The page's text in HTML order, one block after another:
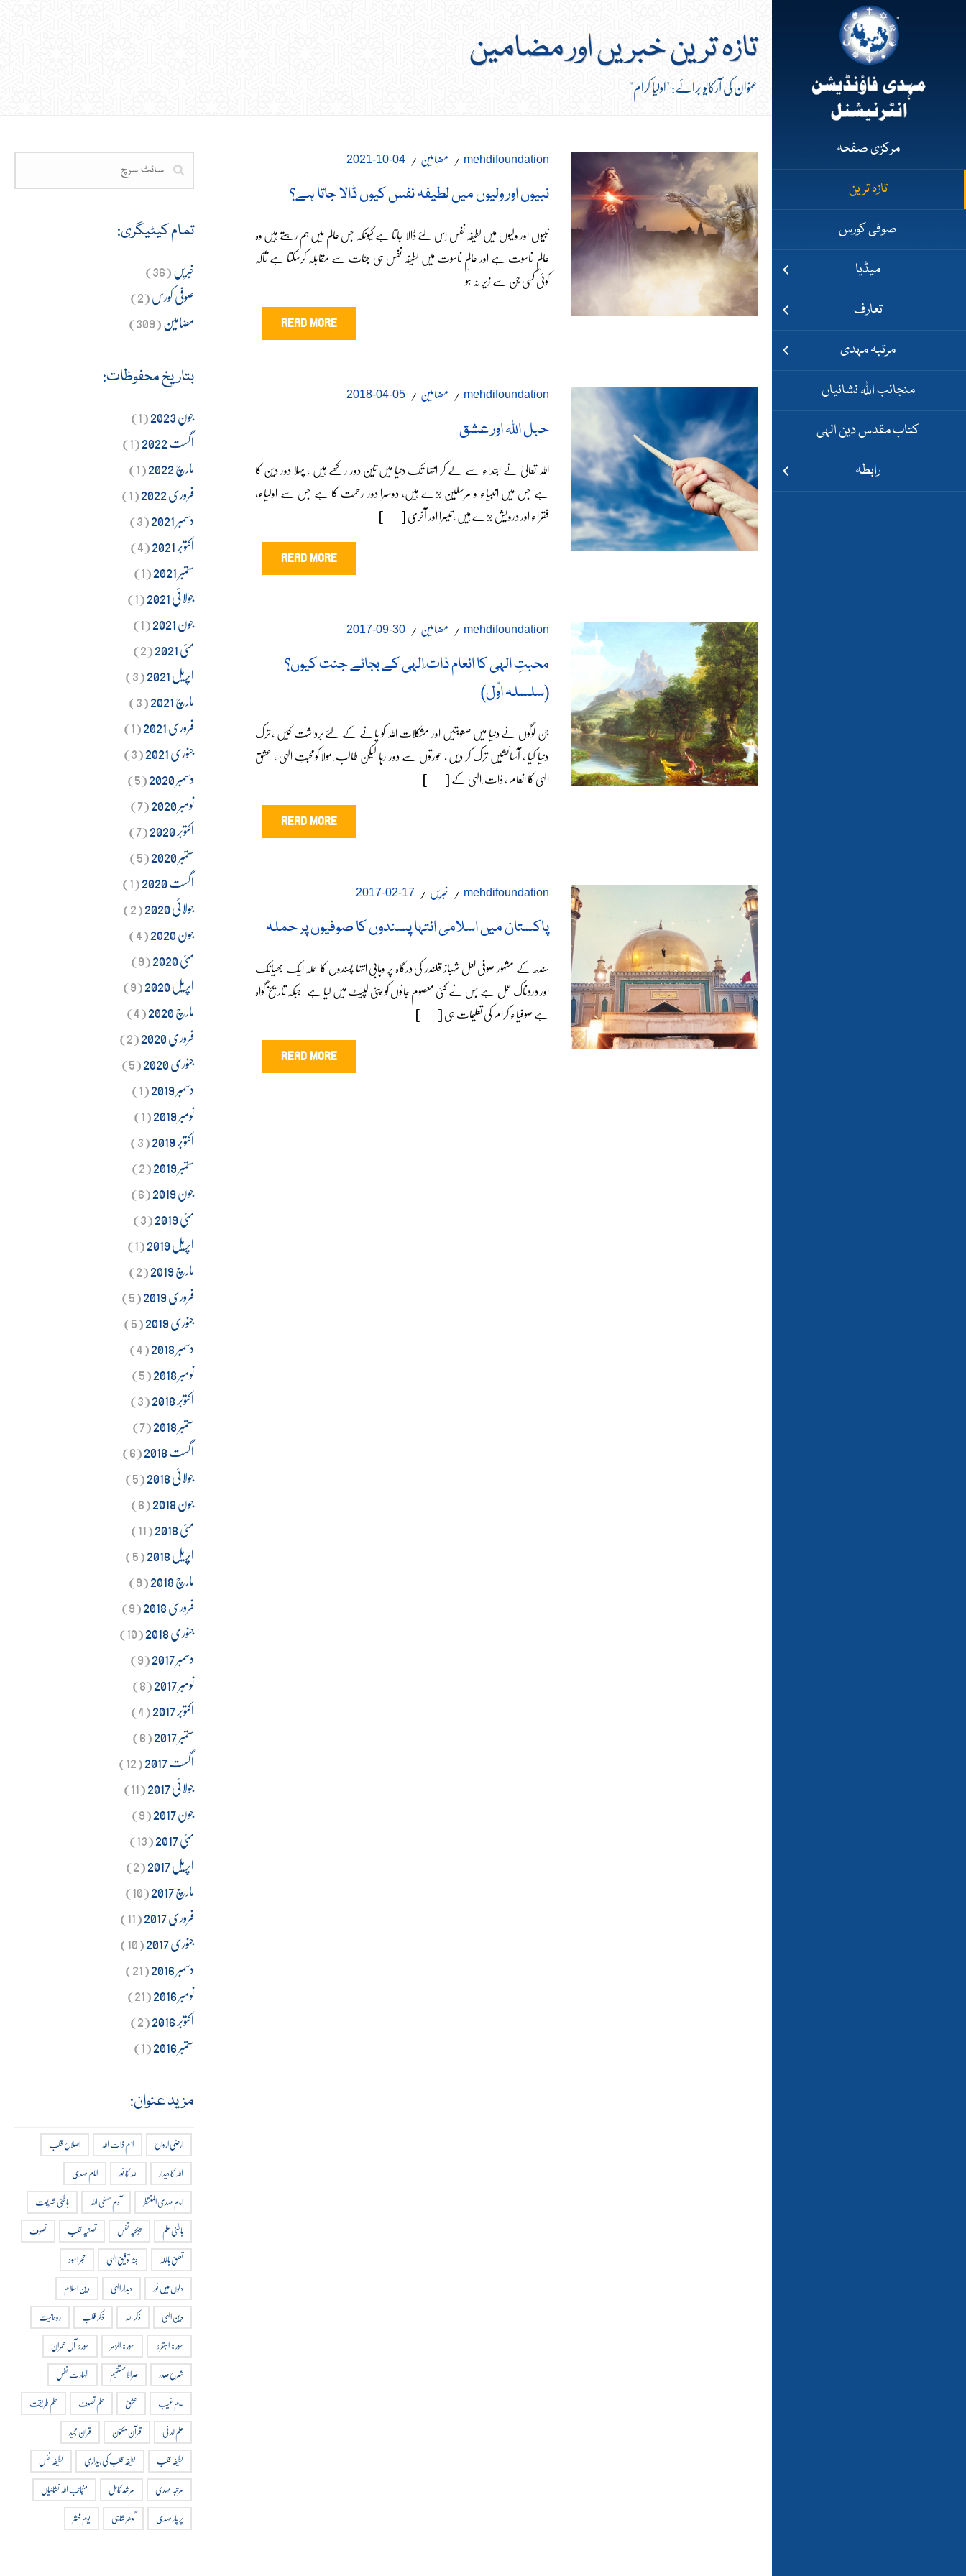
مرکزی صفحہ
تازہ ترین
صوفی کورس
میڈیا
تعارف
مرتبہ مہدی
منجانب اللہ نشانیاں
کتاب مقدس دین الہی
رابطہ
تازہ ترین خبریں اور مضامین
عنوان کی آرکایو برائے: "اولیا کرام"
mehdifoundation مضامین 04-10-2021
نبیوں اور ولیوں میں لطیفہ نفس کیوں ڈالا جاتا ہے؟
نبیوں اور ولیوں میں لطیفہ نفس اِس لئے ڈالا جاتا ہے کیونکہ جس عالم میں ہم رہتے ہیں وہ
عالمِ ناسوت ہے اور عالمِ ناسوت میں لطیفہ نفس ہی جنات سے مقابلہ کرسکتا ہے تاکہ
کوئی کسی جِن سے زیر نہ ہو۔
READ MORE
mehdifoundation مضامین 05-04-2018
حبل اللہ اور عشق
اللہ تعالیٰ نے ابتداء سے لے کر انتہا تک دنیا میں تین دور رکھے ہیں ، پہلا دور دین کا
ہے جس میں انبیاء و مرسلین جڑے ہیں، دوسرا دور رحمت کا ہے جس سے اولیاء،
فقراء اور درویش جڑے ہیں ،تیسرا اور آخری [...]
READ MORE
mehdifoundation مضامین 30-09-2017
محبتِ الہی کا انعام ذات ِالہی کے بجائے جنت کیوں؟
(سلسلہ اوّل)
جن لوگوں نے دنیا میں صعوبتیں اور مشکلات اللہ کو پانے کے لئے برداشت کیں ، ترک
ِدنیا کیا ، آسائشیں ترک کر دیں ، عورتوں سے دور رہا لیکن طالب ِ مولا کومحبتِ الہی ، عشق
الہی کا انعام ، ذات ِ الہی کے [...]
READ MORE
mehdifoundation خبریں 17-02-2017
پاکستان میں اسلامی انتہا پسندوں کا صوفیوں پر حملہ
سندھ کے مشہور صوفی لعل شہباز قلندر کی درگاہ پر وہابی انتہا پسندوں کا حملہ ایک بھیانک
اور دردناک عمل ہے جس نے کئی معصوم جانوں کو اپنی لپیٹ میں لیا ہے۔جبکہ تاریخ گواہ
ہے صوفیاء کرام کی تعلیمات ہی [...]
READ MORE
تمام کیٹیگری:
خبریں(36)
صوفی کورس(2)
مضامین(309)
بتاریخ محفوظات:
جون 2023
(1)
اگست 2022
(1)
مارچ 2022
(1)
فروری 2022
(1)
دسمبر 2021
(3)
اکتوبر 2021
(4)
ستمبر 2021
(1)
جولائی 2021
(1)
جون 2021
(1)
مئی 2021
(2)
اپریل 2021
(3)
مارچ 2021
(3)
فروری 2021
(1)
جنوری 2021
(3)
دسمبر 2020
(5)
نومبر 2020
(7)
اکتوبر 2020
(7)
ستمبر 2020
(5)
اگست 2020
(1)
جولائی 2020
(2)
جون 2020
(4)
مئی 2020
(9)
اپریل 2020
(9)
مارچ 2020
(4)
فروری 2020
(2)
جنوری 2020
(5)
دسمبر 2019
(1)
نومبر 2019
(1)
اکتوبر 2019
(3)
ستمبر 2019
(2)
جون 2019
(6)
مئی 2019
(3)
اپریل 2019
(1)
مارچ 2019
(2)
فروری 2019
(5)
جنوری 2019
(5)
دسمبر 2018
(4)
نومبر 2018
(5)
اکتوبر 2018
(3)
ستمبر 2018
(7)
اگست 2018
(6)
جولائی 2018
(5)
جون 2018
(6)
مئی 2018
(11)
اپریل 2018
(5)
مارچ 2018
(9)
فروری 2018
(9)
جنوری 2018
(10)
دسمبر 2017
(9)
نومبر 2017
(8)
اکتوبر 2017
(4)
ستمبر 2017
(6)
اگست 2017
(12)
جولائی 2017
(11)
جون 2017
(9)
مئی 2017
(13)
اپریل 2017
(2)
مارچ 2017
(10)
فروری 2017
(11)
جنوری 2017
(10)
دسمبر 2016
(21)
نومبر 2016
(21)
اکتوبر 2016
(2)
ستمبر 2016
(1)
مزید عنوان:
ارضی ارواح اسم ذات اللہ
اصلاح قلب
اللہ کا دیدار
اللہ کا نور
امام مہدی
امام مہدی المنتظر
آدم صفی اللہ
باطنی شریعت
باطنی علم
تزکیہ نفس تصفیہ قلب
تصوف
تعلق باللہ
جثہ توفیق الہی
حجر اسود
دلوں میں نور
دیدار الہی
دین اسلام
دین الہی
ذکر اللہ ذکر قلب
روحانیت
سورة البقرة
سورة الزمر
سورة آل عمران
شرح صدر
صراط مستقیم
طہارت نفس
عالم غیب
عشق علم تصوف
علم طریقت
علم لدنی
قرآن مکنون
قران مجید
لطیفہ قلب
لطیفہ قلب کی بیداری
لطیفہ نفس
مرتبہ مہدی
مرشد کامل
منجانب اللہ نشانیاں
پرچار مہدی
گوھر شاہی یوم محشر